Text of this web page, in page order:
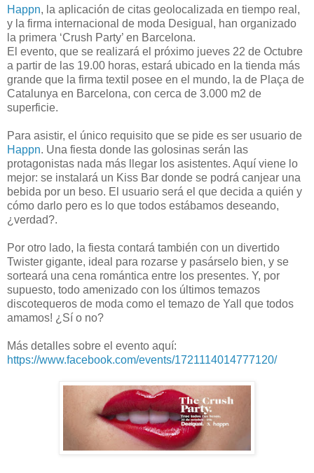
Happn, la aplicación de citas geolocalizada en tiempo real,
y la firma internacional de moda Desigual, han organizado
la primera ‘Crush Party’ en Barcelona.
El evento, que se realizará el próximo jueves 22 de Octubre
a partir de las 19.00 horas, estará ubicado en la tienda más
grande que la firma textil posee en el mundo, la de Plaça de
Catalunya en Barcelona, con cerca de 3.000 m2 de
superficie.
Para asistir, el único requisito que se pide es ser usuario de
Happn. Una fiesta donde las golosinas serán las
protagonistas nada más llegar los asistentes. Aquí viene lo
mejor: se instalará un Kiss Bar donde se podrá canjear una
bebida por un beso. El usuario será el que decida a quién y
cómo darlo pero es lo que todos estábamos deseando,
¿verdad?.
Por otro lado, la fiesta contará también con un divertido
Twister gigante, ideal para rozarse y pasárselo bien, y se
sorteará una cena romántica entre los presentes. Y, por
supuesto, todo amenizado con los últimos temazos
discotequeros de moda como el temazo de Yall que todos
amamos! ¿Sí o no?
Más detalles sobre el evento aquí:
https://www.facebook.com/events/1721114014777120/